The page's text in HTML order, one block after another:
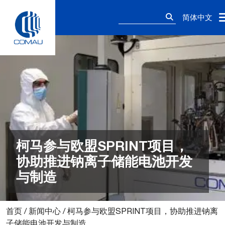
content
简体中文
柯马参与欧盟SPRINT项目，
协助推进钠离子储能电池开发
与制造
首页 / 新闻中心 /柯马参与欧盟SPRINT项目，协助推进钠离
子储能电池开发与制造